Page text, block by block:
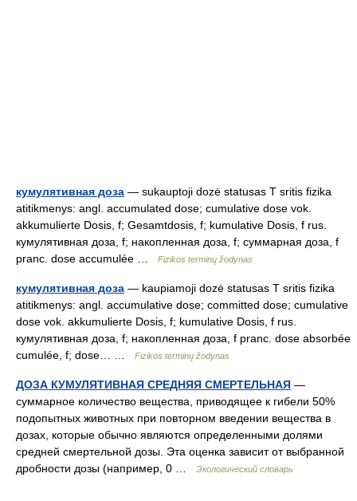
кумулятивная доза — sukauptoji dozė statusas T sritis fizika
atitikmenys: angl. accumulated dose; cumulative dose vok.
akkumulierte Dosis, f; Gesamtdosis, f; kumulative Dosis, f rus.
кумулятивная доза, f; накопленная доза, f; суммарная доза, f
pranc. dose accumulée …
Fizikos terminų žodynas
кумулятивная доза — kaupiamoji dozė statusas T sritis fizika
atitikmenys: angl. accumulative dose; committed dose; cumulative
dose vok. akkumulierte Dosis, f; kumulative Dosis, f rus.
кумулятивная доза, f; накопленная доза, f pranc. dose absorbée
cumulée, f; dose… …
Fizikos terminų žodynas
ДОЗА КУМУЛЯТИВНАЯ СРЕДНЯЯ СМЕРТЕЛЬНАЯ —
суммарное количество вещества, приводящее к гибели 50%
подопытных животных при повторном введении вещества в
дозах, которые обычно являются определенными долями
средней смертельной дозы. Эта оценка зависит от выбранной
дробности дозы (например, 0 …
Экологический словарь